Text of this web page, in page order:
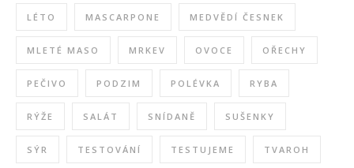
LÉTO MASCARPONE MEDVĚDÍ ČESNEK
MLETÉ MASO MRKEV OVOCE OŘECHY
PEČIVO PODZIM POLÉVKA RYBA
RÝŽE SALÁT SNÍDANĚ SUŠENKY
SÝR TESTOVÁNÍ TESTUJEME TVAROH